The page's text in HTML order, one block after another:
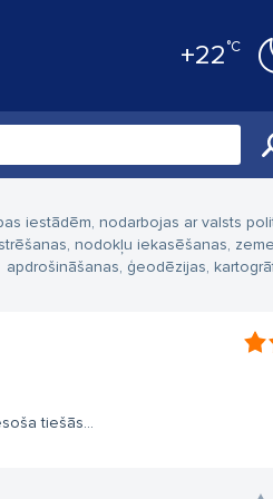
+22°C
iestādēm, nodarbojas ar valsts
nodokļu iekasēšanas,
apdrošināšanas, ģeodēzijas,
tiešās...